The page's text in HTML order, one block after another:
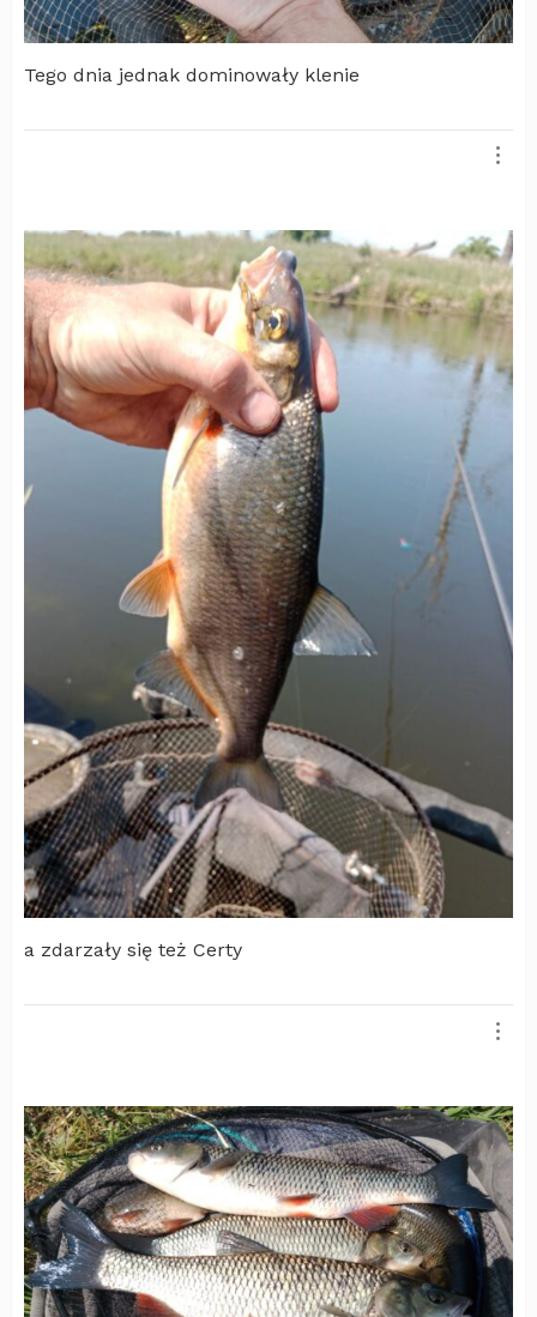
Tego dnia jednak dominowały klenie
a zdarzały się też Certy